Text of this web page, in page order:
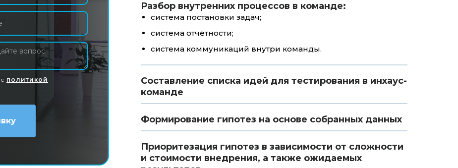
политикой
Разбор внутренних процессов в команде:
система постановки задач;
система отчётности;
система коммуникаций внутри команды.
Составление списка идей для тестирования в инхаус-
команде
Формирование гипотез на основе собранных данных
Приоритезация гипотез в зависимости от сложности
и стоимости внедрения, а также ожидаемых